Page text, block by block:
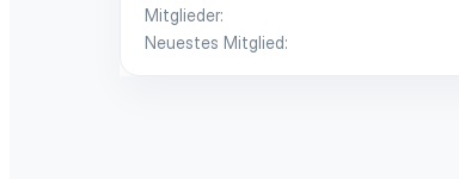
Mitglieder
Neuestes Mitglied